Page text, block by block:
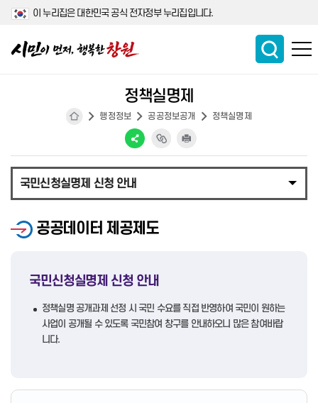
이 누리집은 대한민국 공식 전자정부 누리집입니다.
행정정보 공공정보공개 정책실명제
정책실명제
국민신청실명제 신청 안내
공공데이터 제공제도
국민신청실명제 신청 안내
정책실명 공개과제 선정 시 국민 수요를 직접 반영하여 국민이 원하는
사업이 공개될 수 있도록 국민참여 창구를 안내하오니 많은 참여바랍
니다.